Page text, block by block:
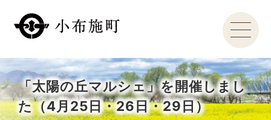
「太陽の丘マルシェ」を開催しまし
た（4月25日・26日・29日）